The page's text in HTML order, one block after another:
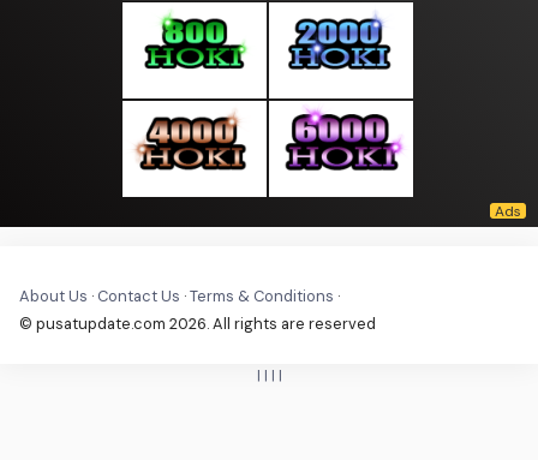
About Us · Contact Us ·Terms & Conditions ·
© pusatupdate.com 2026. All rights are reserved
| | | |